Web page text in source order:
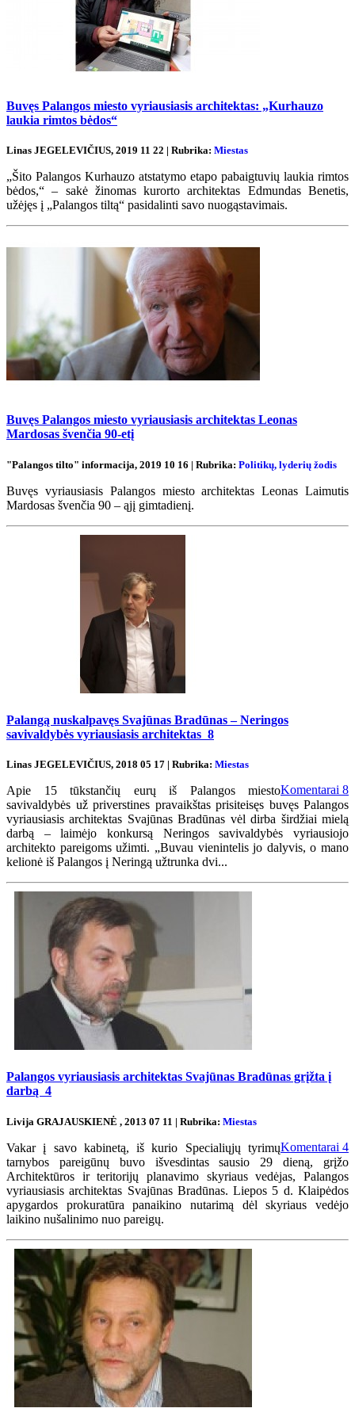
Buvęs Palangos miesto vyriausiasis architektas: „Kurhauzo
laukia rimtos bėdos“
Linas JEGELEVIČIUS, 2019 11 22 | Rubrika: Miestas
„Šito Palangos Kurhauzo atstatymo etapo pabaigtuvių laukia rimtos
bėdos,“ – sakė žinomas kurorto architektas Edmundas Benetis,
užėjęs į „Palangos tiltą“ pasidalinti savo nuogąstavimais.
Buvęs Palangos miesto vyriausiasis architektas Leonas
Mardosas švenčia 90-etį
"Palangos tilto" informacija, 2019 10 16 | Rubrika: Politikų, lyderių žodis
Buvęs vyriausiasis Palangos miesto architektas Leonas Laimutis
Mardosas švenčia 90 – ąjį gimtadienį.
Palangą nuskalpavęs Svajūnas Bradūnas – Neringos
savivaldybės vyriausiasis architektas 8
Linas JEGELEVIČIUS, 2018 05 17 | Rubrika: Miestas
Komentarai 8
Apie 15 tūkstančių eurų iš Palangos miesto
savivaldybės už priverstines pravaikštas prisiteisęs buvęs Palangos
vyriausiasis architektas Svajūnas Bradūnas vėl dirba širdžiai mielą
darbą – laimėjo konkursą Neringos savivaldybės vyriausiojo
architekto pareigoms užimti. „Buvau vienintelis jo dalyvis, o mano
kelionė iš Palangos į Neringą užtrunka dvi...
Palangos vyriausiasis architektas Svajūnas Bradūnas grįžta į
darbą 4
Livija GRAJAUSKIENĖ , 2013 07 11 | Rubrika: Miestas
Komentarai 4
Vakar į savo kabinetą, iš kurio Specialiųjų tyrimų
tarnybos pareigūnų buvo išvesdintas sausio 29 dieną, grįžo
Architektūros ir teritorijų planavimo skyriaus vedėjas, Palangos
vyriausiasis architektas Svajūnas Bradūnas. Liepos 5 d. Klaipėdos
apygardos prokuratūra panaikino nutarimą dėl skyriaus vedėjo
laikino nušalinimo nuo pareigų.